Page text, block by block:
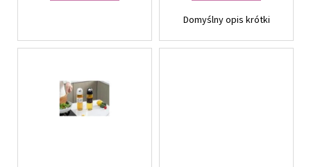
Domyślny opis krótki